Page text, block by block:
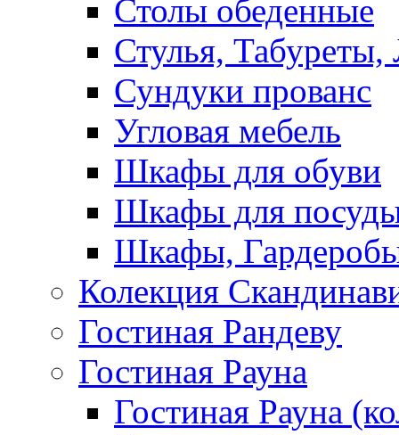
Столы обеденные
Стулья, Табуреты,
Сундуки прованс
Угловая мебель
Шкафы для обуви
Шкафы для
Шкафы,
Колекция
Гостиная Рандеву
Гостиная Рауна
Гостиная Рауна